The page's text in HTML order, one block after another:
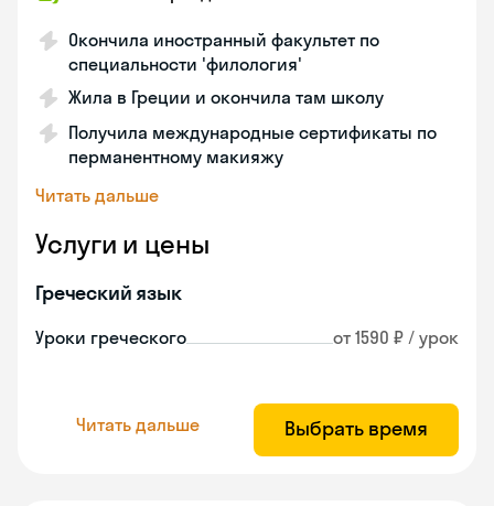
Окончила иностранный факультет по
специальности 'филология'
Жила в Греции и окончила там школу
Получила международные сертификаты по
перманентному макияжу
Читать дальше
Услуги и цены
Греческий язык
Уроки греческого от 1590 ₽ / урок
Читать дальше Выбрать время